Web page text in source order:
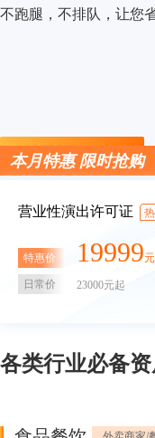
不跑腿，不排队，让您
立即咨询
本月特惠 限时抢购
营业性演出许可证
特惠价 19999
日常价 23000元起
各类行业必备